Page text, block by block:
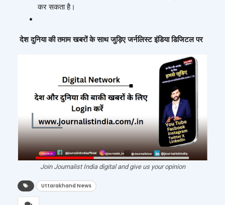
कर सकता है।
देश दुनिया की तमाम खबरों के साथ जुड़िए जर्नलिस्ट इंडिया डिजिटल पर
Join Journalist India digital and give us your opinion
Uttarakhand News